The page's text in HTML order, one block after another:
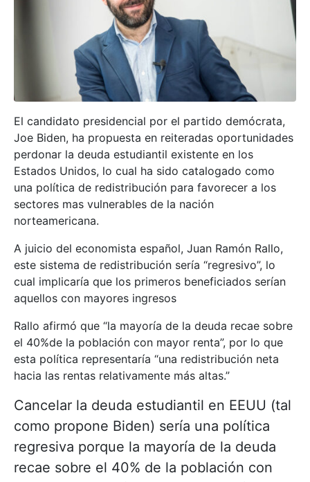
El candidato presidencial por el partido demócrata,
Joe Biden, ha propuesta en reiteradas oportunidades
perdonar la deuda estudiantil existente en los
Estados Unidos, lo cual ha sido catalogado como
una política de redistribución para favorecer a los
sectores mas vulnerables de la nación
norteamericana.
A juicio del economista español, Juan Ramón Rallo,
este sistema de redistribución sería “regresivo”, lo
cual implicaría que los primeros beneficiados serían
aquellos con mayores ingresos
Rallo afirmó que “la mayoría de la deuda recae sobre
el 40%de la población con mayor renta”, por lo que
esta política representaría “una redistribución neta
hacia las rentas relativamente más altas.”
Cancelar la deuda estudiantil en EEUU (tal
como propone Biden) sería una política
regresiva porque la mayoría de la deuda
recae sobre el 40% de la población con